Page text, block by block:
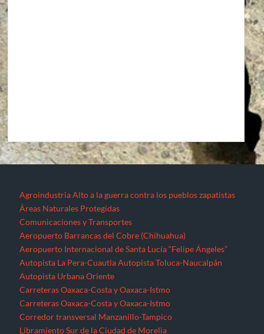
Agroindustria Alto a la guerra contra los pueblos zapatistas
Áreas Naturales Protegidas
Comunicaciones y Transportes
Aeropuerto Barrancas del Cobre (Chihuahua)
Aeropuerto Internacional de Santa Lucía “Felipe Ángeles”
Autopista La Pera-Cuautla Autopista Toluca-Naucalpán
Autopista Urbana Oriente
Carreteras Oaxaca-Costa y Oaxaca-Istmo
Carreteras Oaxaca-Costa y Oaxaca-Istmo
Corredor transversal Manzanillo-Tampico
Libramiento Sur de la Ciudad de Morelia